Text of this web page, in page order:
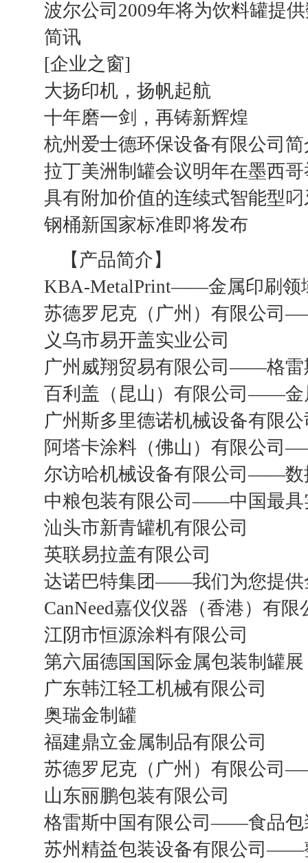
波尔公司2009年将为饮料罐提
简讯
[企业之窗]
大扬印机，扬帆起航
十年磨一剑，再铸新辉煌
杭州爱士德环保设备有限公司简
拉丁美洲制罐会议明年在墨西
具有附加价值的连续式智能型
钢桶新国家标准即将发布
【产品简介】
KBA-MetalPrint——金属印刷领
苏德罗尼克（广州）有限公司
义乌市易开盖实业公司
广州威翔贸易有限公司——格雷
百利盖（昆山）有限公司——金
广州斯多里德诺机械设备有限
阿塔卡涂料（佛山）有限公司
尔访哈机械设备有限公司——数
中粮包装有限公司——中国最具
汕头市新青罐机有限公司
英联易拉盖有限公司
达诺巴特集团——我们为您提供
CanNeed嘉仪仪器（香港）有限
江阴市恒源涂料有限公司
第六届德国国际金属包装制罐展
广东韩江轻工机械有限公司
奥瑞金制罐
福建鼎立金属制品有限公司
苏德罗尼克（广州）有限公司
山东丽鹏包装有限公司
格雷斯中国有限公司——食品包
苏州精益包装设备有限公司——